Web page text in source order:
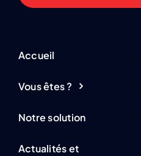
Accueil
Vous êtes ?
Notre solution
Actualités et